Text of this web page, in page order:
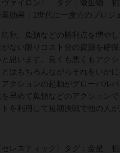
ヴァイロン〉 タグ：微生物 初
業効果：1世代に一度青のプロジ
鳥類、魚類などの勝利点を増や
がない限りコスト分の資源を確
と思います。良くも悪くもアク
とはもちろんながらそれをいか
アクションの起動がグローバル
を早めて魚類などのアクション
トを利用して短期決戦で他の人
セレスティック〉タグ：金星